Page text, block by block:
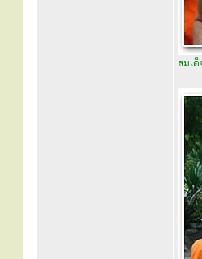
สมเ